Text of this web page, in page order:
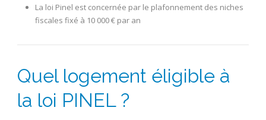
La loi Pinel est concernée par le plafonnement des niches
fiscales fixé à 10 000 € par an
Quel logement éligible à
la loi PINEL ?